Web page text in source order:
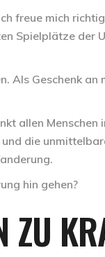
freue mich
Spielplätze der
Als Geschenk
allen
die
hin gehen?
ZU